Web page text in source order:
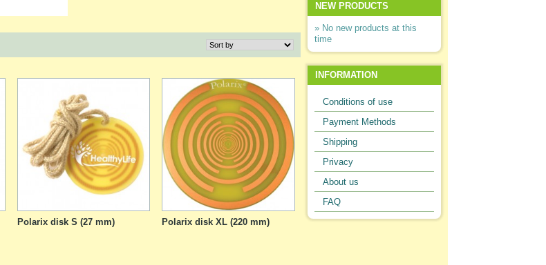
NEW PRODUCTS
» No new products at this
time
INFORMATION
Conditions of use
Payment Methods
Shipping
Privacy
About us
FAQ
Polarix disk S (27 mm) Polarix disk XL (220 mm)